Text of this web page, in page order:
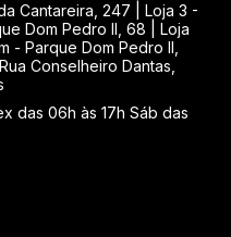
Cantareira, 247 | Loja 3 -
Dom Pedro II, 68 | Loja
- Parque Dom Pedro II,
Conselheiro Dantas,
das 06h às 17h Sáb das